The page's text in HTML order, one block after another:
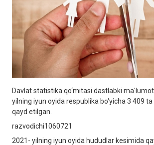
Davlat statistika qo‘mitasi dastlabki
yilning iyun oyida respublika bo‘yicha 3 409
qayd etilgan.
razvodichi1060721
2021- yilning iyun oyida hududlar kesimida